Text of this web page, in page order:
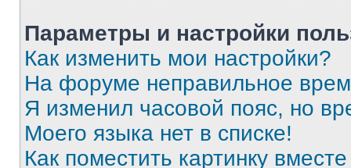
Параметры и настройки
Как изменить мои настройки?
На форуме неправильное
Я изменил часовой пояс, но
Моего языка нет в списке!
Как поместить картинку